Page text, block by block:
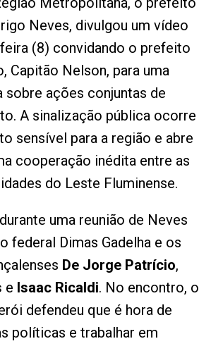
Neves, divulgou um vídeo
(8) convidando o prefeito
Capitão Nelson, para uma
sobre ações conjuntas de
A sinalização pública ocorre
sensível para a região e abre
cooperação inédita entre as
do Leste Fluminense.
uma reunião de Neves
federal Dimas Gadelha e os
De Jorge Patrício,
e Isaac Ricaldi. No encontro, o
defendeu que é hora de
políticas e trabalhar em